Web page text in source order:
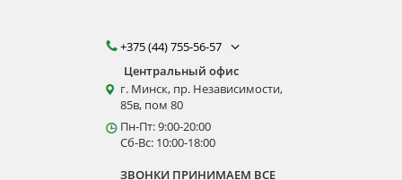
+375 (44) 755-56-57
Центральный офис
г. Минск, пр. Независимости,
85в, пом 80
Пн-Пт: 9:00-20:00
Сб-Вс: 10:00-18:00
ЗВОНКИ ПРИНИМАЕМ ВСЕ